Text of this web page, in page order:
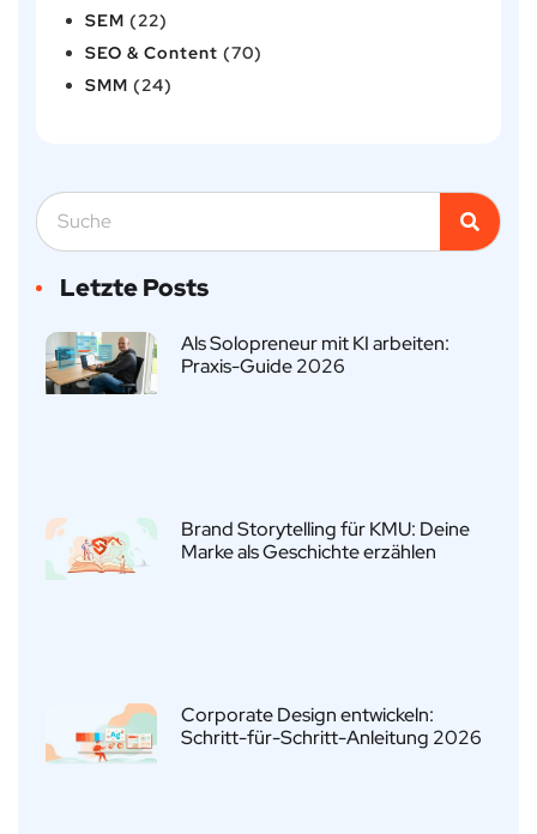
SEM (22)
SEO & Content (70)
SMM (24)
Letzte Posts
Als Solopreneur mit KI arbeiten:
Praxis-Guide 2026
Brand Storytelling für KMU: Deine
Marke als Geschichte erzählen
Corporate Design entwickeln:
Schritt-für-Schritt-Anleitung 2026